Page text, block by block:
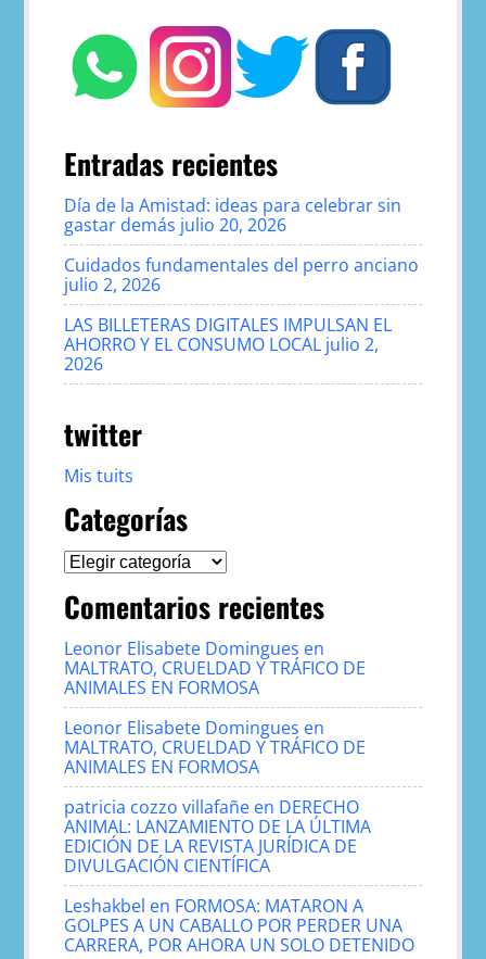
Entradas recientes
Día de la Amistad: ideas para celebrar sin
gastar demás julio 20, 2026
Cuidados fundamentales del perro anciano
julio 2, 2026
LAS BILLETERAS DIGITALES IMPULSAN EL
AHORRO Y EL CONSUMO LOCAL julio 2,
2026
twitter
Mis tuits
Categorías
Categorías
Comentarios recientes
Leonor Elisabete Domingues en
MALTRATO, CRUELDAD Y TRÁFICO DE
ANIMALES EN FORMOSA
Leonor Elisabete Domingues en
MALTRATO, CRUELDAD Y TRÁFICO DE
ANIMALES EN FORMOSA
patricia cozzo villafañe en DERECHO
ANIMAL: LANZAMIENTO DE LA ÚLTIMA
EDICIÓN DE LA REVISTA JURÍDICA DE
DIVULGACIÓN CIENTÍFICA
Leshakbel en FORMOSA: MATARON A
GOLPES A UN CABALLO POR PERDER UNA
CARRERA, POR AHORA UN SOLO DETENIDO